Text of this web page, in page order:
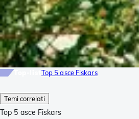
Temi correlati
Top 5 asce Fiskars
Top 5 asce Fiskars